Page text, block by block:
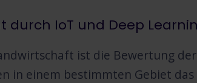
IoT und Deep
ist die Bewertung
in einem bestimmten Gebiet